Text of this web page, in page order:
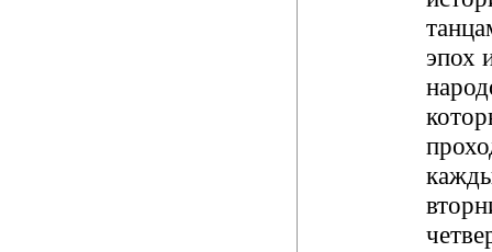
эпох